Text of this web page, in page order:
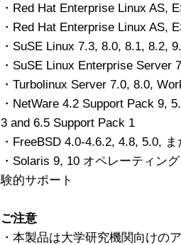
・Red Hat Enterprise Linux AS,
・Red Hat Enterprise Linux AS,
・SuSE Linux 7.3, 8.0, 8.1, 8.2,
・SuSE Linux Enterprise Server
・Turbolinux Server 7.0, 8.0,
・NetWare 4.2 Support Pack 9,
3 and 6.5 Support Pack 1
・FreeBSD 4.0-4.6.2, 4.8, 5.0,
・Solaris 9, 10 オペレーティン
験的サポート
ご注意
・本製品は大学研究機関向けの